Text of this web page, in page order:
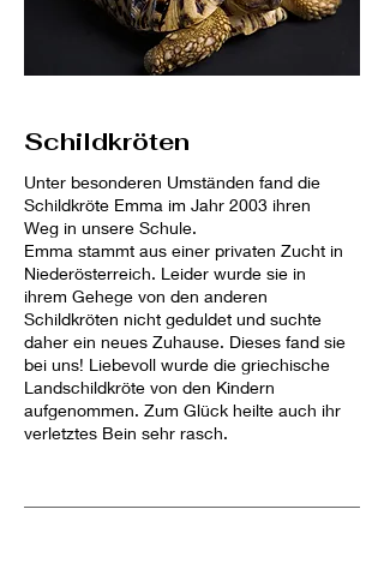
Schildkröten
Unter besonderen Umständen fand die
Schildkröte Emma im Jahr 2003 ihren
Weg in unsere Schule.
Emma stammt aus einer privaten Zucht in
Niederösterreich. Leider wurde sie in
ihrem Gehege von den anderen
Schildkröten nicht geduldet und suchte
daher ein neues Zuhause. Dieses fand sie
bei uns! Liebevoll wurde die griechische
Landschildkröte von den Kindern
aufgenommen. Zum Glück heilte auch ihr
verletztes Bein sehr rasch.